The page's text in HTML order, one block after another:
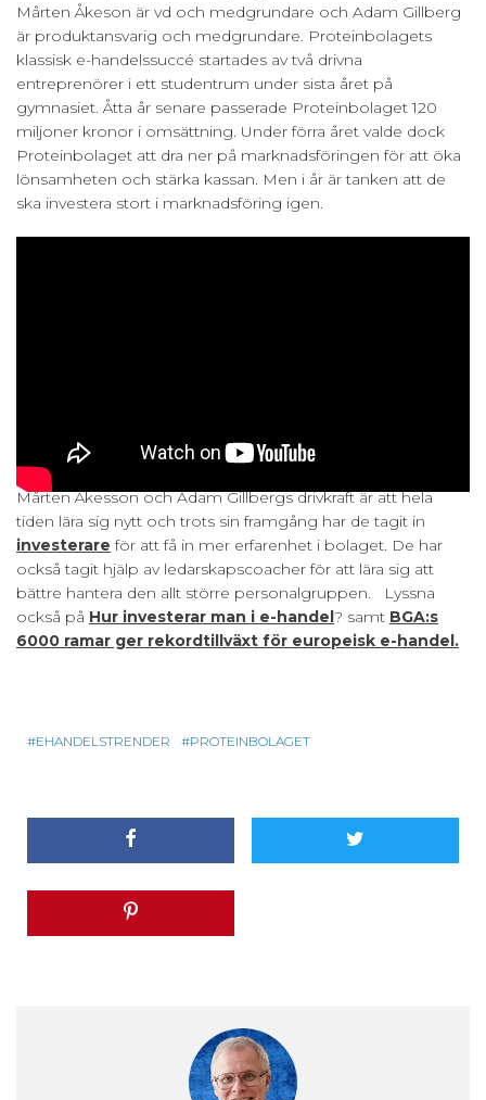
Mårten Åkeson är vd och medgrundare och Adam Gillberg
är produktansvarig och medgrundare. Proteinbolagets
klassisk e-handelssuccé startades av två drivna
entreprenörer i ett studentrum under sista året på
gymnasiet. Åtta år senare passerade Proteinbolaget 120
miljoner kronor i omsättning. Under förra året valde dock
Proteinbolaget att dra ner på marknadsföringen för att öka
lönsamheten och stärka kassan. Men i år är tanken att de
ska investera stort i marknadsföring igen.
Mårten Åkesson och Adam Gillbergs drivkraft är att hela
tiden lära sig nytt och trots sin framgång har de tagit in
investerare för att få in mer erfarenhet i bolaget. De har
också tagit hjälp av ledarskapscoacher för att lära sig att
bättre hantera den allt större personalgruppen.
Lyssna
också på Hur investerar man i e-handel? samt BGA:s
6000 ramar ger rekordtillväxt för europeisk e-handel.
EHANDELSTRENDER PROTEINBOLAGET